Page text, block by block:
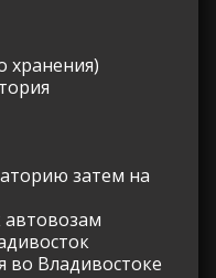
хранения)
затем на
во Владивостоке